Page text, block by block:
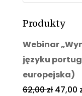
Produkty
Webinar
języku
europejska)
62,00zł 47,00